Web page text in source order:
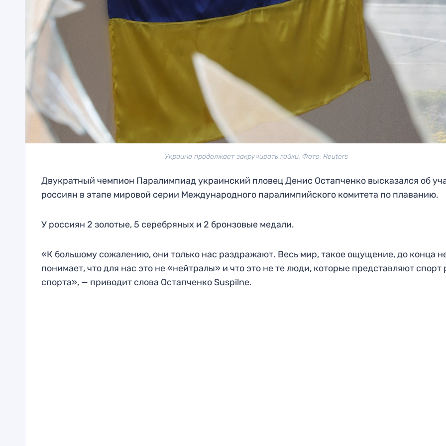
Украина продолжает закручивать гайки. Фото: Reuters
Двукратный чемпион Паралимпиад украинский пловец Денис Остапченко высказался об
россиян в этапе мировой серии Международного паралимпийского комитета по плаванию.
У россиян 2 золотые, 5 серебряных и 2 бронзовые медали.
«К большому сожалению, они только нас раздражают. Весь мир, такое ощущение, до конца
понимает, что для нас это не «нейтралы» и что это не те люди, которые представляют спорт
спорта», — приводит слова Остапченко Suspilne.